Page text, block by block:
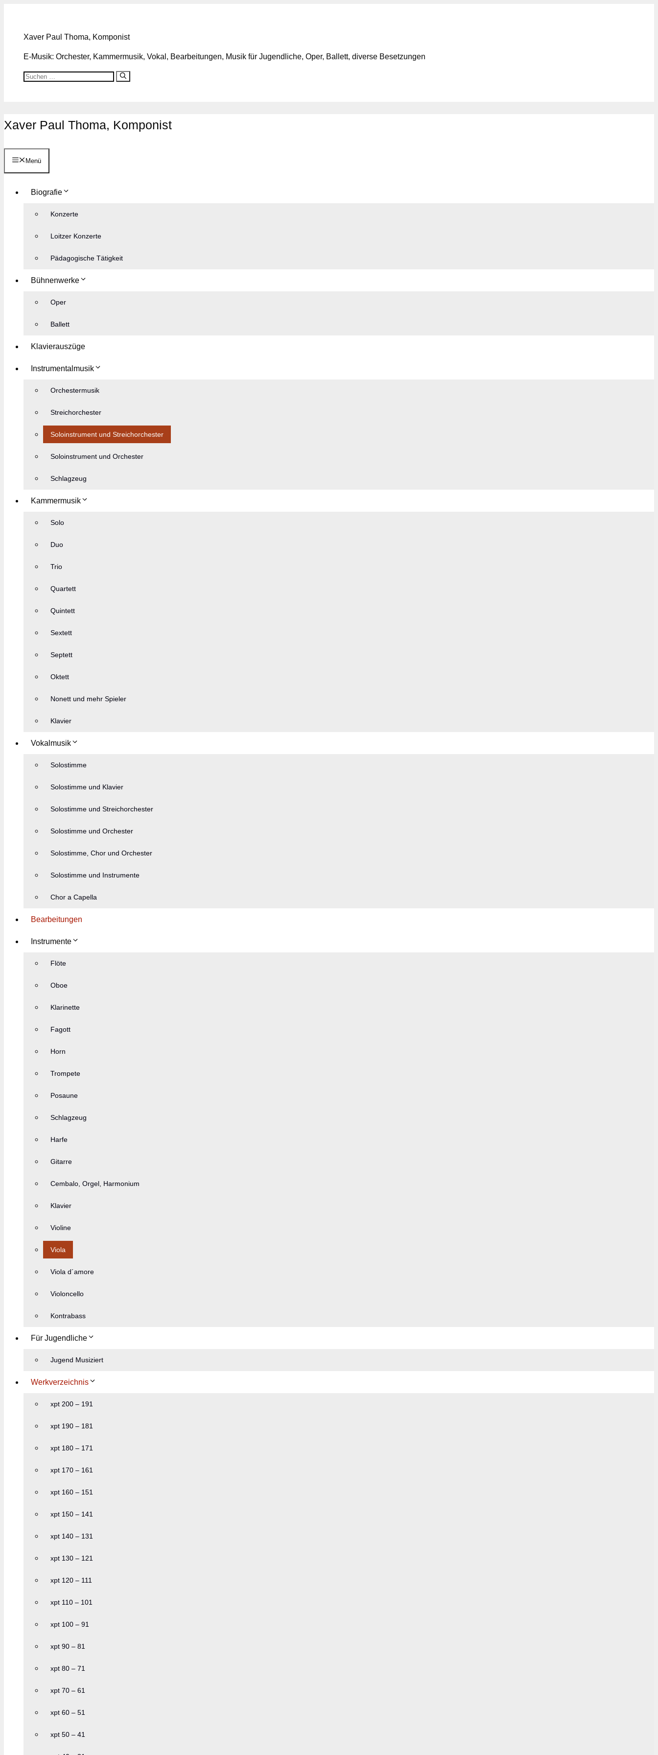
springen
Xaver Paul Thoma, Komponist
E-Musik: Orchester, Kammermusik, Vokal, Bearbeitungen, Musik für Jugendliche, Oper, Ballett, diverse Besetzungen
Suchen
Xaver Paul Thoma, Komponist
Menü
Biografie
Konzerte
Loitzer Konzerte
Pädagogische Tätigkeit
Bühnenwerke
Oper
Ballett
Klavierauszüge
Instrumentalmusik
Orchestermusik
Streichorchester
Soloinstrument und Streichorchester
Soloinstrument und Orchester
Schlagzeug
Kammermusik
Solo
Duo
Trio
Quartett
Quintett
Sextett
Septett
Oktett
Nonett und mehr Spieler
Klavier
Vokalmusik
Solostimme
Solostimme und Klavier
Solostimme und Streichorchester
Solostimme und Orchester
Solostimme, Chor und Orchester
Solostimme und Instrumente
Chor a Capella
Bearbeitungen
Instrumente
Flöte
Oboe
Klarinette
Fagott
Horn
Trompete
Posaune
Schlagzeug
Harfe
Gitarre
Cembalo, Orgel, Harmonium
Klavier
Violine
Viola
Viola d´amore
Violoncello
Kontrabass
Für Jugendliche
Jugend Musiziert
Werkverzeichnis
xpt 200 – 191
xpt 190 – 181
xpt 180 – 171
xpt 170 – 161
xpt 160 – 151
xpt 150 – 141
xpt 140 – 131
xpt 130 – 121
xpt 120 – 111
xpt 110 – 101
xpt 100 – 91
xpt 90 – 81
xpt 80 – 71
xpt 70 – 61
xpt 60 – 51
xpt 50 – 41